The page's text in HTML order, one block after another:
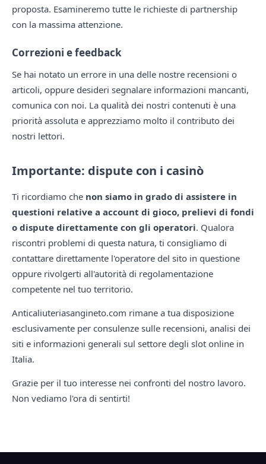
proposta. Esamineremo tutte le richieste di partnership
con la massima attenzione.
Correzioni e feedback
Se hai notato un errore in una delle nostre recensioni o
articoli, oppure desideri segnalare informazioni mancanti,
comunica con noi. La qualità dei nostri contenuti è una
priorità assoluta e apprezziamo molto il contributo dei
nostri lettori.
Importante: dispute con i casinò
Ti ricordiamo che non siamo in grado di assistere in
questioni relative a account di gioco, prelievi di fondi
o dispute direttamente con gli operatori. Qualora
riscontri problemi di questa natura, ti consigliamo di
contattare direttamente l'operatore del sito in questione
oppure rivolgerti all'autorità di regolamentazione
competente nel tuo territorio.
Anticaliuteriasangineto.com rimane a tua disposizione
esclusivamente per consulenze sulle recensioni, analisi dei
siti e informazioni generali sul settore degli slot online in
Italia.
Grazie per il tuo interesse nei confronti del nostro lavoro.
Non vediamo l'ora di sentirti!